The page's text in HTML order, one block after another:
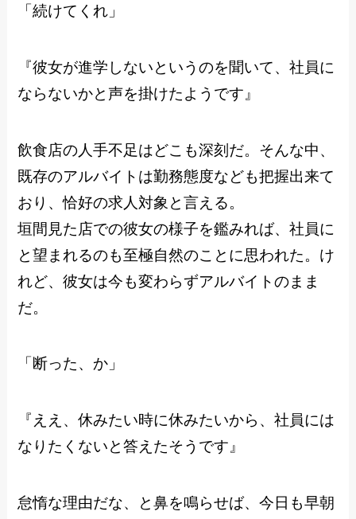
「続けてくれ」
『彼女が進学しないというのを聞いて、社員に
ならないかと声を掛けたようです』
飲食店の人手不足はどこも深刻だ。そんな中、
既存のアルバイトは勤務態度なども把握出来て
おり、恰好の求人対象と言える。
垣間見た店での彼女の様子を鑑みれば、社員に
と望まれるのも至極自然のことに思われた。け
れど、彼女は今も変わらずアルバイトのまま
だ。
「断った、か」
『ええ、休みたい時に休みたいから、社員には
なりたくないと答えたそうです』
怠惰な理由だな、と鼻を鳴らせば、今日も早朝